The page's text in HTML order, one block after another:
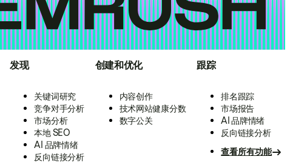
发现
关键词研究
竞争对手分析
市场分析
本地 SEO
AI 品牌情绪
反向链接分析
创建和优化
内容创作
技术网站健康分数
数字公关
跟踪
排名跟踪
市场报告
AI 品牌情绪
反向链接分析
查看所有功能